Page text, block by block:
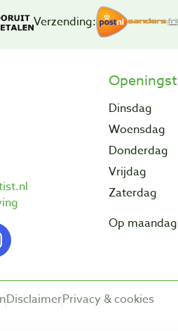
Verzending:
Dinsdag
Woensdag
Donderdag
Vrijdag
Zaterdag
Op
DisclaimerPrivacy & cookies